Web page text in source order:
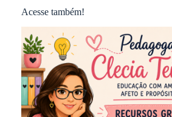
Acesse também!